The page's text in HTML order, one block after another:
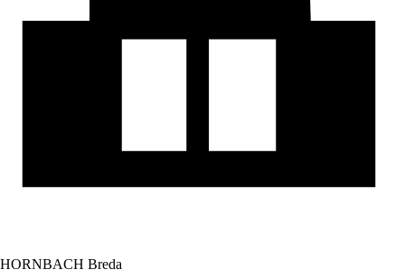
HORNBACH Breda